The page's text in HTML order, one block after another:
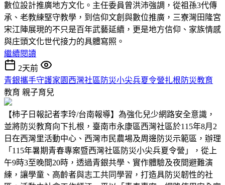
數位設計推廣地方文化。主任委員曾洪沛強調，從祖孫3代傳
承、老教練堅守教學，到信仰文創與數位推廣，三寮灣田隆宮
宋江陣展現的不只是百年武藝延續，更是地方信仰、家族情感
與庄頭文化世代接力的具體寫照。
繼續閱讀
2天前
青銀攜手守護家園西灣社區防災小尖兵夏令營扎根防災教育
教育 親子育兒
【柿子日報記者李玲/台南報導】為強化兒少網路安全意識，
並將防災教育向下扎根，臺南市永康區西灣社區於115年8月2
日在西灣里活動中心、西灣市民農場及周邊防災示範區，辦理
「115年暑期青春專案暨西灣社區防災小尖兵夏令營」，從上
午9時3至晚間20時，透過青銀共學、實作體驗及夜間避難演
練，讓學童、高齡者與志工共同學習，打造具防災韌性的社